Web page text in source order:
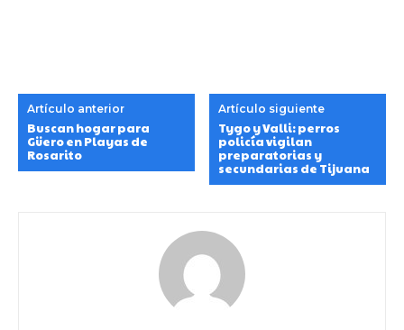
Artículo anterior
Buscan hogar para
Güero en Playas de
Rosarito
Artículo siguiente
Tygo y Valli: perros
policía vigilan
preparatorias y
secundarias de Tijuana